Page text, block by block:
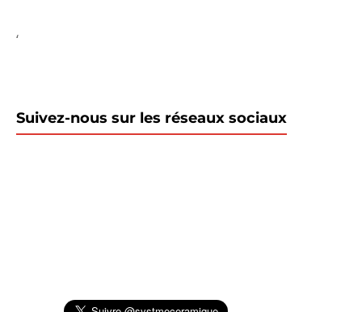
‘
Suivez-nous sur les réseaux sociaux